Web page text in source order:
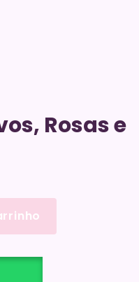
Rosas e